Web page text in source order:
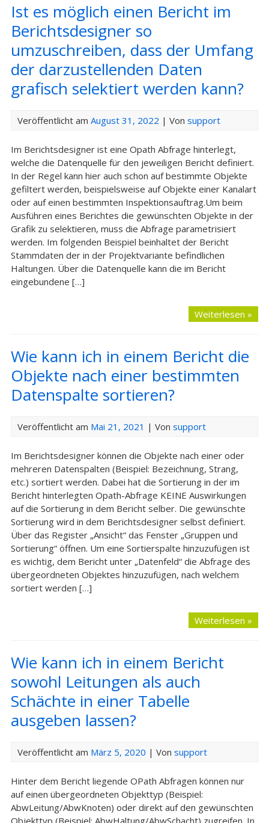
Ist es möglich einen Bericht im
Berichtsdesigner so
umzuschreiben, dass der Umfang
der darzustellenden Daten
grafisch selektiert werden kann?
Veröffentlicht am August 31, 2022 | Von support
Im Berichtsdesigner ist eine Opath Abfrage hinterlegt,
welche die Datenquelle für den jeweiligen Bericht definiert.
In der Regel kann hier auch schon auf bestimmte Objekte
gefiltert werden, beispielsweise auf Objekte einer Kanalart
oder auf einen bestimmten Inspektionsauftrag.Um beim
Ausführen eines Berichtes die gewünschten Objekte in der
Grafik zu selektieren, muss die Abfrage parametrisiert
werden. Im folgenden Beispiel beinhaltet der Bericht
Stammdaten der in der Projektvariante befindlichen
Haltungen. Über die Datenquelle kann die im Bericht
eingebundene […]
Weiterlesen »
Wie kann ich in einem Bericht die
Objekte nach einer bestimmten
Datenspalte sortieren?
Veröffentlicht am Mai 21, 2021 | Von support
Im Berichtsdesigner können die Objekte nach einer oder
mehreren Datenspalten (Beispiel: Bezeichnung, Strang,
etc.) sortiert werden. Dabei hat die Sortierung in der im
Bericht hinterlegten Opath-Abfrage KEINE Auswirkungen
auf die Sortierung in dem Bericht selber. Die gewünschte
Sortierung wird in dem Berichtsdesigner selbst definiert.
Über das Register „Ansicht“ das Fenster „Gruppen und
Sortierung“ öffnen. Um eine Sortierspalte hinzuzufügen ist
es wichtig, dem Bericht unter „Datenfeld“ die Abfrage des
übergeordneten Objektes hinzuzufügen, nach welchem
sortiert werden […]
Weiterlesen »
Wie kann ich in einem Bericht
sowohl Leitungen als auch
Schächte in einer Tabelle
ausgeben lassen?
Veröffentlicht am März 5, 2020 | Von support
Hinter dem Bericht liegende OPath Abfragen können nur
auf einen übergeordneten Objekttyp (Beispiel:
AbwLeitung/AbwKnoten) oder direkt auf den gewünschten
Objekttyp (Beispiel: AbwHaltung/AbwSchacht) zugreifen. In